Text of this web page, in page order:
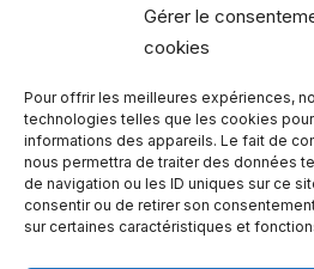
Gérer le
cookies
Pour offrir les meilleures expériences,
technologies telles que les cookies
informations des appareils. Le fait de
nous permettra de traiter des données
de navigation ou les ID uniques sur ce
consentir ou de retirer son
sur certaines caractéristiques et
Rechercher…
R
e